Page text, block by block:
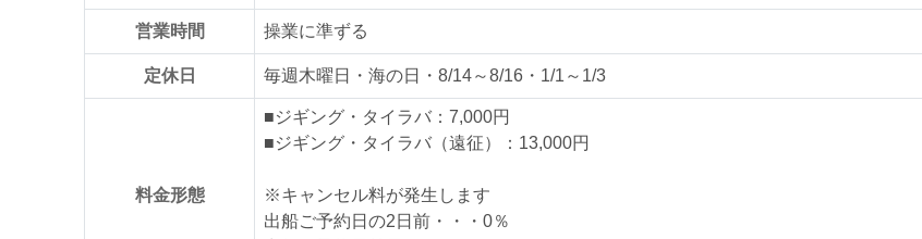
営業時間 操業に準ずる
定休日 毎週木曜日・海の日・8/14～8/16・1/1～1/3
料金形態
■ジギング・タイラバ：7,000円
■ジギング・タイラバ（遠征）：13,000円
※キャンセル料が発生します
出船ご予約日の2日前・・・0％